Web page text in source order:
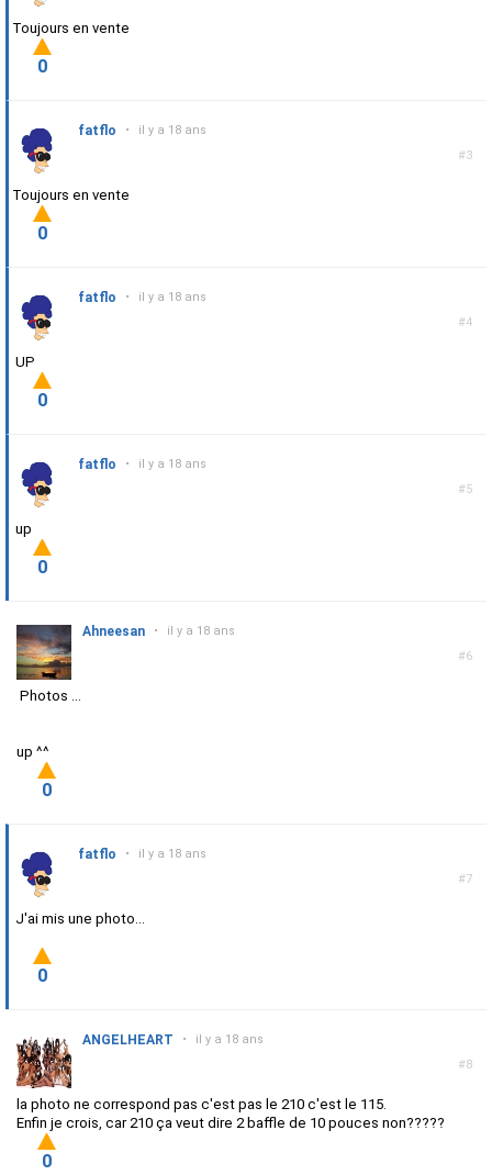
Toujours en vente
0
#3
fatflo • il y a 18 ans
Toujours en vente
0
#4
fatflo • il y a 18 ans
UP
0
#5
fatflo • il y a 18 ans
up
0
#6
Ahneesan • il y a 18 ans
Photos ...
up ^^
0
#7
fatflo • il y a 18 ans
J'ai mis une photo...
0
#8
ANGELHEART • il y a 18 ans
la photo ne correspond pas c'est pas le 210 c'est le 115.
Enfin je crois, car 210 ça veut dire 2 baffle de 10 pouces non?????
0